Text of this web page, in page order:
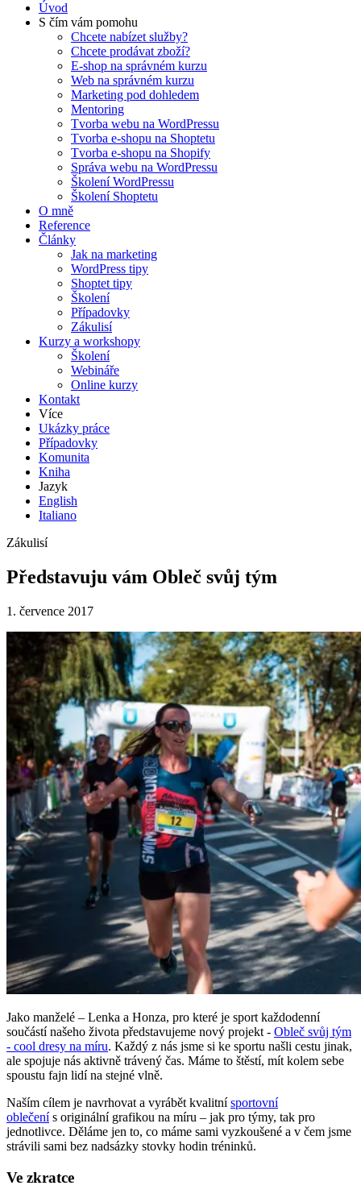
Úvod
S čím vám pomohu
Chcete nabízet služby?
Chcete prodávat zboží?
E-shop na správném kurzu
Web na správném kurzu
Marketing pod dohledem
Mentoring
Tvorba webu na WordPressu
Tvorba e-shopu na Shoptetu
Tvorba e-shopu na Shopify
Správa webu na WordPressu
Školení WordPressu
Školení Shoptetu
O mně
Reference
Články
Jak na marketing
WordPress tipy
Shoptet tipy
Školení
Případovky
Zákulisí
Kurzy a workshopy
Školení
Webináře
Online kurzy
Kontakt
Více
Ukázky práce
Případovky
Komunita
Kniha
Jazyk
English
Italiano
Zákulisí
Představuju vám Obleč svůj tým
1. července 2017
Jako manželé – Lenka a Honza, pro které je sport každodenní
součástí našeho života představujeme nový projekt - Obleč svůj tým
- cool dresy na míru. Každý z nás jsme si ke sportu našli cestu jinak,
ale spojuje nás aktivně trávený čas. Máme to štěstí, mít kolem sebe
spoustu fajn lidí na stejné vlně.
Naším cílem je navrhovat a vyrábět kvalitnísportovní
oblečenís originální grafikou na míru – jak pro týmy, tak pro
jednotlivce. Děláme jen to, co máme sami vyzkoušené a v čem jsme
strávili sami bez nadsázky stovky hodin tréninků.
Ve zkratce